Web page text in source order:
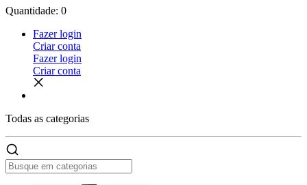
Quantidade: 0
Fazer login
Criar conta
Fazer login
Criar conta
Todas as categorias